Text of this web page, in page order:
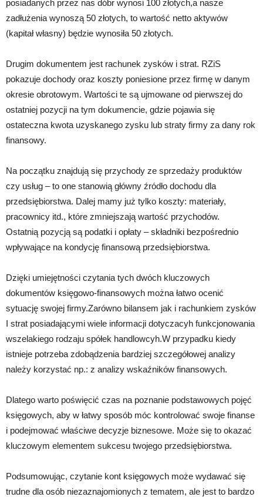
posiadanych przez nas dóbr wynosi 100 złotych,a nasze
zadłużenia wynoszą 50 złotych, to wartość netto aktywów
(kapitał własny) będzie wynosiła 50 złotych.
Drugim dokumentem jest rachunek zysków i strat. RZiS
pokazuje dochody oraz koszty poniesione przez firmę w danym
okresie obrotowym. Wartości te są ujmowane od pierwszej do
ostatniej pozycji na tym dokumencie, gdzie pojawia się
ostateczna kwota uzyskanego zysku lub straty firmy za dany rok
finansowy.
Na początku znajdują się przychody ze sprzedaży produktów
czy usług – to one stanowią główny źródło dochodu dla
przedsiębiorstwa. Dalej mamy już tylko koszty: materiały,
pracownicy itd., które zmniejszają wartość przychodów.
Ostatnią pozycją są podatki i opłaty – składniki bezpośrednio
wpływające na kondycję finansową przedsiębiorstwa.
Dzięki umiejętności czytania tych dwóch kluczowych
dokumentów księgowo-finansowych można łatwo ocenić
sytuację swojej firmy.Zarówno bilansem jak i rachunkiem zysków
I strat posiadającymi wiele informacji dotyczacyh funkcjonowania
wszelakiego rodzaju spółek handlowcyh.W przypadku kiedy
istnieje potrzeba zdobądzenia bardziej szczegółowej analizy
należy korzystać np.: z analizy wskaźników finansowych.
Dlatego warto poświęcić czas na poznanie podstawowych pojęć
księgowych, aby w łatwy sposób móc kontrolować swoje finanse
i podejmować właściwe decyzje biznesowe. Może się to okazać
kluczowym elementem sukcesu twojego przedsiębiorstwa.
Podsumowując, czytanie kont księgowych może wydawać się
trudne dla osób niezaznajomionych z tematem, ale jest to bardzo